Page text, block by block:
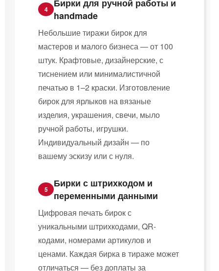
4
Бирки для ручной работы и
handmade
Небольшие тиражи бирок для
мастеров и малого бизнеса — от 100
штук. Крафтовые, дизайнерские, с
тиснением или минималистичной
печатью в 1–2 краски. Изготовление
бирок для ярлыков на вязаные
изделия, украшения, свечи, мыло
ручной работы, игрушки.
Индивидуальный дизайн — по
вашему эскизу или с нуля.
5
Бирки с штрихкодом и
переменными данными
Цифровая печать бирок с
уникальными штрихкодами, QR-
кодами, номерами артикулов и
ценами. Каждая бирка в тираже может
отличаться — без доплаты за